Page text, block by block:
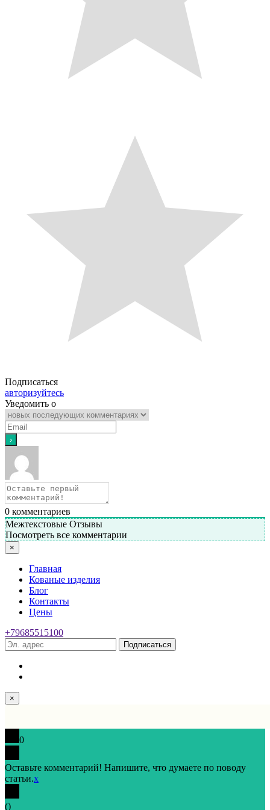
Подписаться
авторизуйтесь
Уведомить о
0 комментариев
Межтекстовые Отзывы
Посмотреть все комментарии
×
Главная
Кованые изделия
Блог
Контакты
Цены
+79685515100
Подписаться
×
0
Оставьте комментарий! Напишите, что думаете по поводу
статьи.x
()